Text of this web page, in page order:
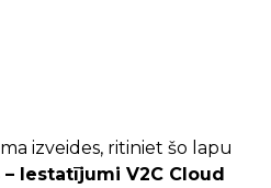
izveides, ritiniet šo lapu
– Iestatījumi V2C Cloud